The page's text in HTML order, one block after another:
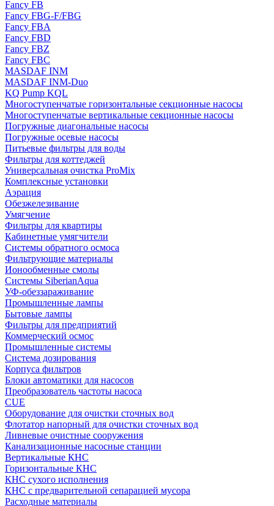
Fancy FB
Fancy FBG-F/FBG
Fancy FBA
Fancy FBD
Fancy FBZ
Fancy FBC
MASDAF INM
MASDAF INM-Duo
KQ Pump KQL
Многоступенчатые горизонтальные секционные насосы
Многоступенчатые вертикальные секционные насосы
Погружные диагональные насосы
Погружные осевые насосы
Питьевые фильтры для воды
Фильтры для коттеджей
Универсальная очистка ProMix
Комплексные установки
Аэрация
Обезжелезивание
Умягчение
Фильтры для квартиры
Кабинетные умягчители
Системы обратного осмоса
Фильтрующие материалы
Ионообменные смолы
Системы SiberianAqua
УФ-обеззараживание
Промышленные лампы
Бытовые лампы
Фильтры для предприятий
Коммерческий осмос
Промышленные системы
Система дозирования
Корпуса фильтров
Блоки автоматики для насосов
Преобразователь частоты насоса
CUE
Оборудование для очистки сточных вод
Флотатор напорный для очистки сточных вод
Ливневые очистные сооружения
Канализационные насосные станции
Вертикальные КНС
Горизонтальные КНС
КНС сухого исполнения
КНС с предварительной сепарацией мусора
Расходные материалы